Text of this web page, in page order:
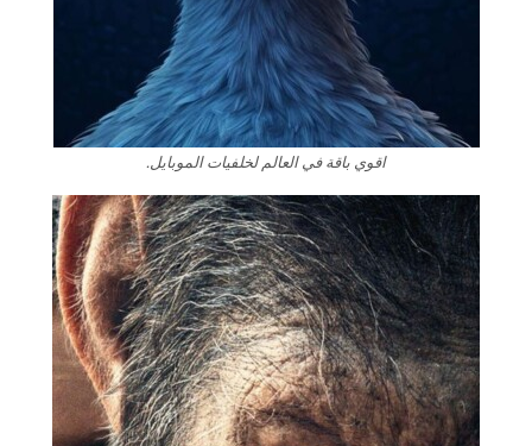
اقوي باقة في العالم لخلفيات الموبايل.